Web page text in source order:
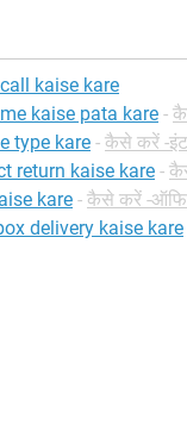
kaise kare
kaise pata kare -
type kare - कैसे करें -
return kaise kare -
kare - कैसे करें -
delivery kaise kare